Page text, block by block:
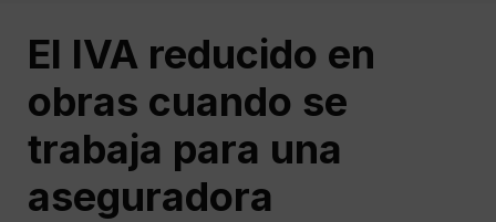
El IVA reducido en
obras cuando se
trabaja para una
aseguradora